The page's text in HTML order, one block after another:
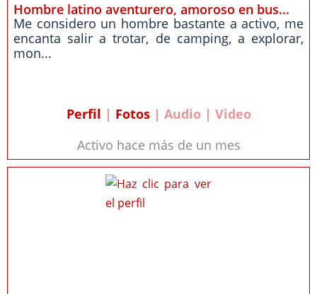
Hombre latino aventurero, amoroso en bus...
Me considero un hombre bastante a activo, me
encanta salir a trotar, de camping, a explorar,
mon...
Perfil | Fotos| Audio | Video
Activo hace más de un mes